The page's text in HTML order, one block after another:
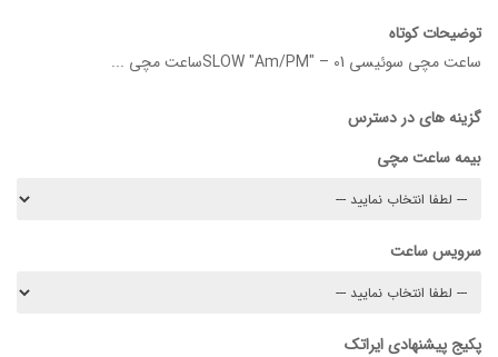
توضیحات کوتاه
ساعت مچی سوئیسی SLOW "Am/PM" – 01ساعت مچی ...
گزینه های در دسترس
بیمه ساعت مچی
سرویس ساعت
پکیج پیشنهادی ایراتک